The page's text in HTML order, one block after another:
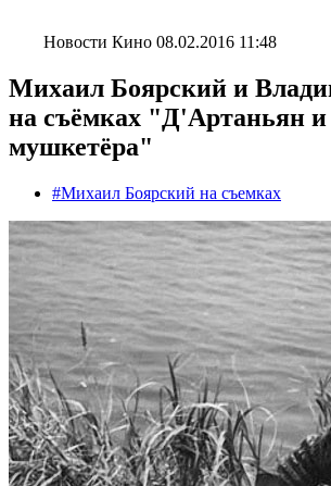
Новости Кино 08.02.2016 11:48
Михаил Боярский и
на съёмках "Д'Артаньян и
мушкетёра"
#Михаил Боярский на съемках